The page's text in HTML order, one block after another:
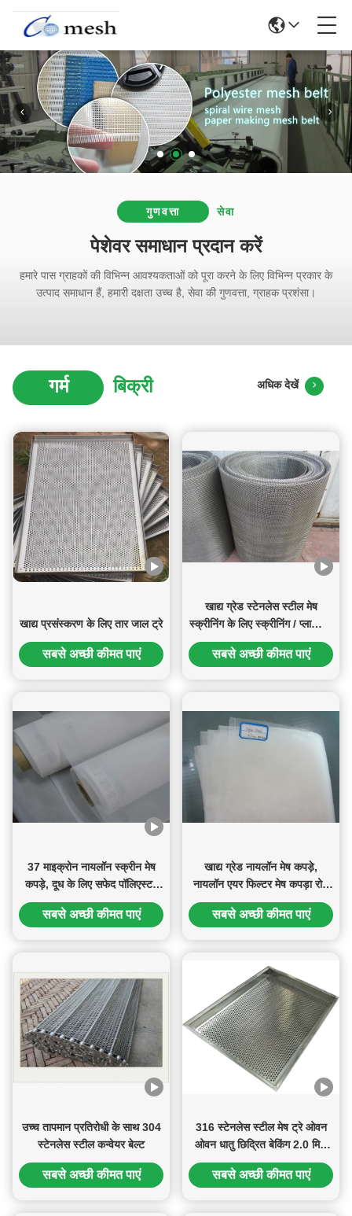
गुणवत्ता सेवा
पेशेवर समाधान प्रदान करें
हमारे पास ग्राहकों की विभिन्न आवश्यकताओं को पूरा करने के लिए विभिन्न प्रकार के
उत्पाद समाधान हैं, हमारी दक्षता उच्च है, सेवा की गुणवत्ता, ग्राहक प्रशंसा।
गर्म बिक्री अधिक देखें
खाद्य प्रसंस्करण के लिए तार जाल ट्रे
सबसे अच्छी कीमत पाएं
खाद्य ग्रेड स्टेनलेस स्टील मेष
स्क्रीनिंग के लिए स्क्रीनिंग / प्लास्टिक
पृथक्करण
सबसे अच्छी कीमत पाएं
37 माइक्रोन नायलॉन स्क्रीन मेष
कपड़े, दूध के लिए सफेद पॉलिएस्टर
मेष फिल्टर
सबसे अच्छी कीमत पाएं
खाद्य ग्रेड नायलॉन मेष कपड़े,
नायलॉन एयर फिल्टर मेष कपड़ा रोल
माइक्रोन स्क्रीन
सबसे अच्छी कीमत पाएं
उच्च तापमान प्रतिरोधी के साथ 304
स्टेनलेस स्टील कन्वेयर बेल्ट
सबसे अच्छी कीमत पाएं
316 स्टेनलेस स्टील मेष ट्रे ओवन
ओवन धातु छिद्रित बेकिंग 2.0 मिमी
मोटाई
सबसे अच्छी कीमत पाएं